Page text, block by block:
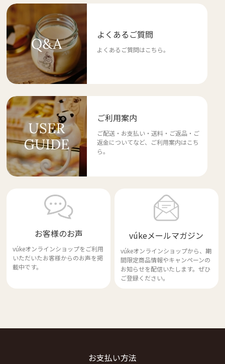
よくあるご質問
よくあるご質問はこちら。
ご利用案内
ご配送・お支払い・送料・ご返品・ご
返金についてなど、ご利用案内はこち
ら。
お客様のお声
vúkeオンラインショップをご利用
いただいたお客様からのお声を掲
載中です。
vúkeメールマガジン
vúkeオンラインショップから、期
間限定商品情報やキャンペーンの
お知らせを配信いたします。ぜひ
ご登録ください。
お支払い方法